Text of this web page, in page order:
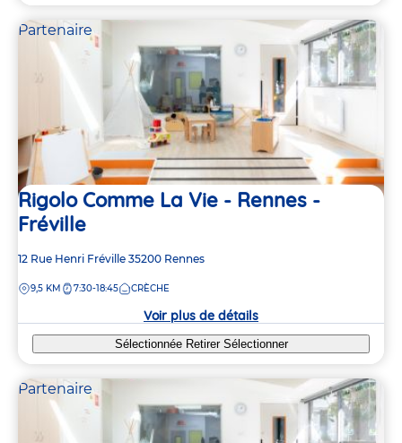
Partenaire
Rigolo Comme La Vie - Rennes -
Fréville
Adresse
la
12 Rue Henri Fréville 35200 Rennes
DISTANCE
9,5 KM 7:30-18:45 CRÈCHE
Voir plus de détails
Sélectionnée Retirer Sélectionner
Partenaire